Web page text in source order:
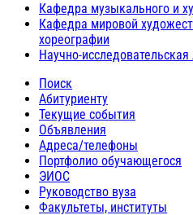
Кафедра музыкального и
Кафедра мировой
хореографии
Научно-
Поиск
Абитуриенту
Текущие события
Объявления
Адреса/телефоны
Портфолио обучающегося
ЭИОС
Руководство вуза
Факультеты, институты